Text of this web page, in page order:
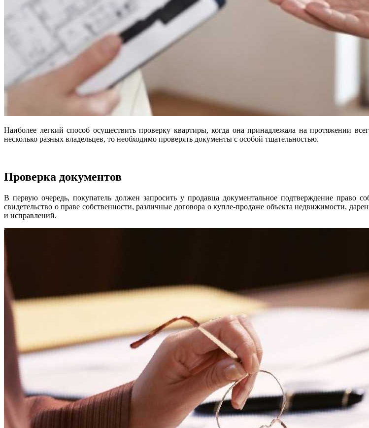
Наиболее легкий способ осуществить проверку квартиры, когда она принадлежала на протяжении
несколько разных владельцев, то необходимо проверять документы с особой тщательностью.
Проверка документов
В первую очередь, покупатель должен запросить у продавца документальное подтверждение право
свидетельство о праве собственности, различные договора о купле-продаже объекта недвижимости,
и исправлений.